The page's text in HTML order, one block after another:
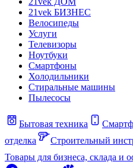
21vek БИЗНЕС
Велосипеды
Услуги
Телевизоры
Ноутбуки
Смартфоны
Холодильники
Стиральные машины
Пылесосы
Бытовая техника
отделка
Строительный
Товары для бизнеса, склада и